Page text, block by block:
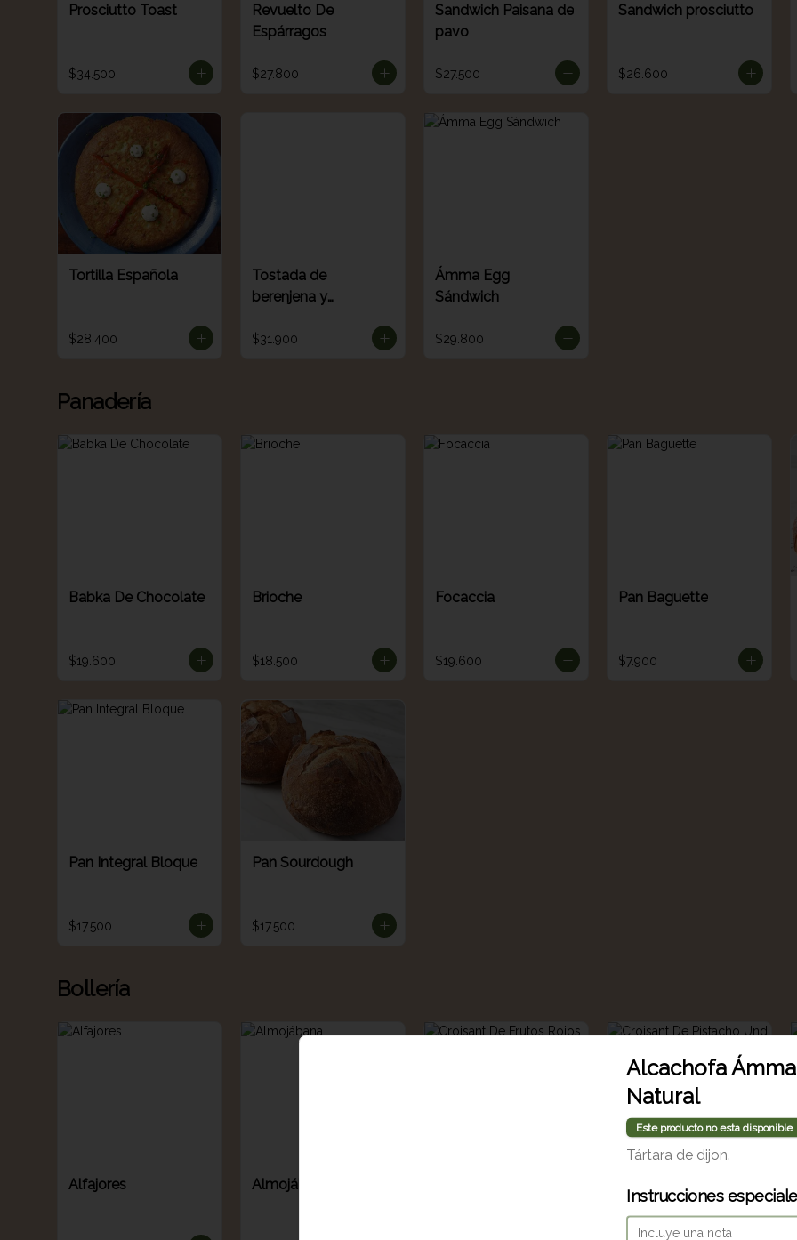
Prosciutto Toast
$34.500
Revuelto De
Espárragos
$27.800
Sandwich Paisana de
pavo
$27.500
Sandwich prosciutto
$26.600
Tortilla Española
$28.400
Tostada de
berenjena y
(Sourdough)
$31.900
Ámma Egg
Sándwich
$29.800
Panadería
Babka De Chocolate
$19.600
Brioche
$18.500
Focaccia
$19.600
Pan Baguette
$7.900
Pan Integral Bloque
$17.500
Pan Sourdough
$17.500
Bollería
Alfajores Almojábana
Und
Alcachofa
Natural
Este producto no esta disponible
Tártara de dijon.
Instrucciones